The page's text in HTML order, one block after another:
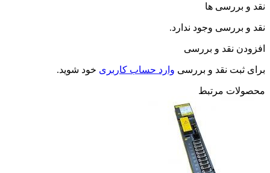
نقد و بررسی ها
نقد و بررسی وجود ندارد.
افزودن نقد و بررسی
برای ثبت نقد و بررسی وارد حساب کاربری خود شوید.
محصولات مرتبط